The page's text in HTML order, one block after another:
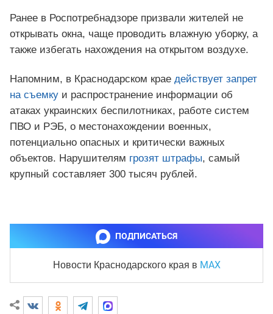
Ранее в Роспотребнадзоре призвали жителей не
открывать окна, чаще проводить влажную уборку, а
также избегать нахождения на открытом воздухе.
Напомним, в Краснодарском крае действует запрет
на съемку и распространение информации об
атаках украинских беспилотниках, работе систем
ПВО и РЭБ, о местонахождении военных,
потенциально опасных и критически важных
объектов. Нарушителям грозят штрафы, самый
крупный составляет 300 тысяч рублей.
ПОДПИСАТЬСЯ
Новости Краснодарского края в MAX